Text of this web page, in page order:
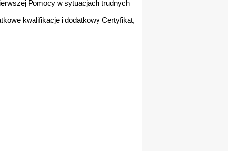
Pomocy w sytuacjach trudnych
kwalifikacje i dodatkowy Certyfikat,